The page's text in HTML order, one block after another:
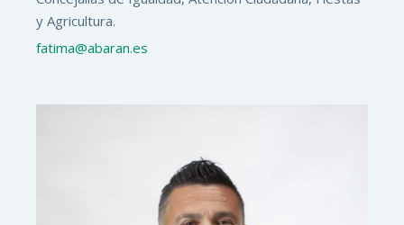
y Agricultura.
fatima@abaran.es